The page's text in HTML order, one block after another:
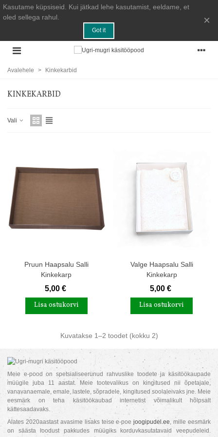
Kasutame küpsiseid. Kui jätkad lehe kasutamist, eeldame, et
oled sellega rahul.
Got it
×
Avalehele > Kinkekarbid
KINKEKARBID
Vali
Pruun Haapsalu Salli
Kinkekarp
5,00 €
Lisa ostukorvi
Valge Haapsalu Salli
Kinkekarp
5,00 €
Lisa ostukorvi
Kuvatakse 1–2 toodet (kokku 2)
Meie e-pood on spetsialiseerunud rahvuslike toodete ja käsitöökaupade
müügile juba 11 aastat. Meie tootevalikus on kingitused nii õpetajale,
vanavanaemale, emale, lastele, sõpradele, kingitused soolaleivaks jne. Meie
eesmärk on teha käsitöökaubad internetist võimalikult hõlpsalt
kättesaadavaks.
Alates 2020aastast avasime lisaks teise e-poejoogipudel.ee, mille eesmärk
on säästa loodust pakkudes müügiks korduvkasutatavaid veepudeleid.